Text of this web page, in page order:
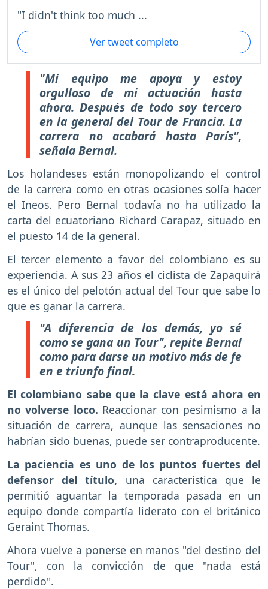
"I didn't think too much ...
Ver tweet completo
"Mi equipo me apoya y estoy
orgulloso de mi actuación hasta
ahora. Después de todo soy tercero
en la general del Tour de Francia. La
carrera no acabará hasta París",
señala Bernal.
Los holandeses están monopolizando el control
de la carrera como en otras ocasiones solía hacer
el Ineos. Pero Bernal todavía no ha utilizado la
carta del ecuatoriano Richard Carapaz, situado en
el puesto 14 de la general.
El tercer elemento a favor del colombiano es su
experiencia. A sus 23 años el ciclista de Zapaquirá
es el único del pelotón actual del Tour que sabe lo
que es ganar la carrera.
"A diferencia de los demás, yo sé
como se gana un Tour", repite Bernal
como para darse un motivo más de fe
en e triunfo final.
El colombiano sabe que la clave está ahora en
no volverse loco. Reaccionar con pesimismo a la
situación de carrera, aunque las sensaciones no
habrían sido buenas, puede ser contraproducente.
La paciencia es uno de los puntos fuertes del
defensor del título, una característica que le
permitió aguantar la temporada pasada en un
equipo donde compartía liderato con el británico
Geraint Thomas.
Ahora vuelve a ponerse en manos "del destino del
Tour", con la convicción de que "nada está
perdido".